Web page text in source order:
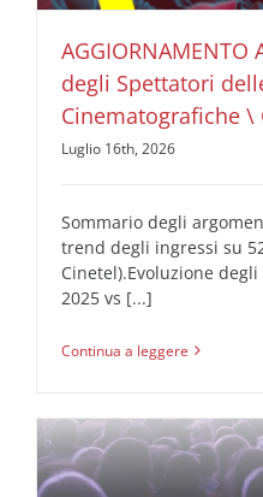
AGGIORNAMENTO
degli Spettatori
Cinematografiche \
Luglio 16th, 2026
Sommario degli
trend degli ingressi su
Cinetel).Evoluzione
2025 vs [...]
Continua a leggere